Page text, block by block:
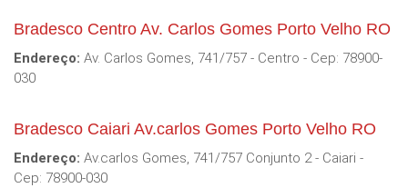
Bradesco Centro Av. Carlos Gomes Porto Velho RO
Endereço: Av. Carlos Gomes, 741/757 - Centro - Cep: 78900-
030
Bradesco Caiari Av.carlos Gomes Porto Velho RO
Endereço: Av.carlos Gomes, 741/757 Conjunto 2 - Caiari -
Cep: 78900-030